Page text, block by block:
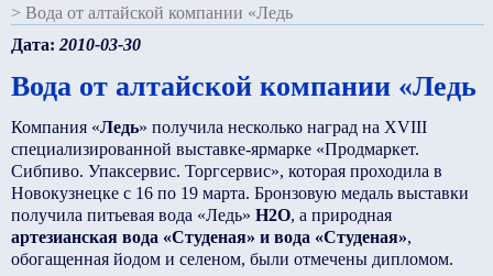
> Вода от алтайской компании «Ледь
Дата: 2010-03-30
Вода от алтайской компании «Ледь
Компания «Ледь» получила несколько наград на XVIII
специализированной выставке-ярмарке «Продмаркет.
Сибпиво. Упаксервис. Торгсервис», которая проходила в
Новокузнецке с 16 по 19 марта. Бронзовую медаль выставки
получила питьевая вода «Ледь» Н2О, а природная
артезианская вода «Студеная» и вода «Студеная»,
обогащенная йодом и селеном, были отмечены дипломом.